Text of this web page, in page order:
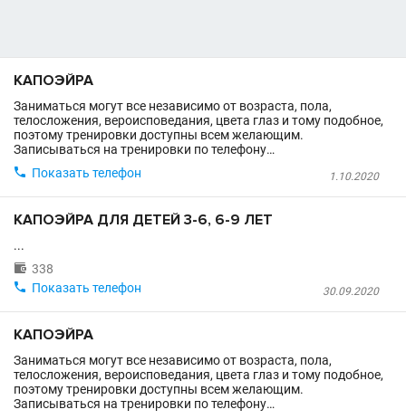
КАПОЭЙРА
Заниматься могут все независимо от возраста, пола,
телосложения, вероисповедания, цвета глаз и тому подобное,
поэтому тренировки доступны всем желающим.
Записываться на тренировки по телефону…
1.10.2020
 Показать телефон
КАПОЭЙРА ДЛЯ ДЕТЕЙ 3-6, 6-9 ЛЕТ
...
 338
30.09.2020
 Показать телефон
КАПОЭЙРА
Заниматься могут все независимо от возраста, пола,
телосложения, вероисповедания, цвета глаз и тому подобное,
поэтому тренировки доступны всем желающим.
Записываться на тренировки по телефону…